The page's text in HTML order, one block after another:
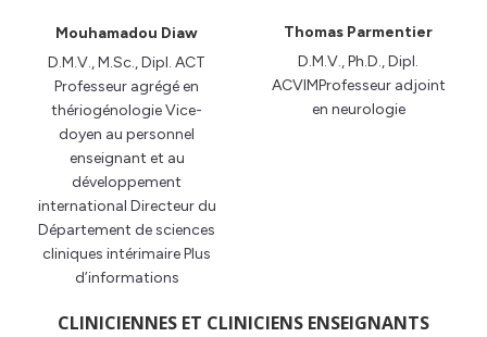
Mouhamadou Diaw
D.M.V., M.Sc., Dipl. ACT
Professeur agrégé en
thériogénologie Vice-
doyen au personnel
enseignant et au
développement
international Directeur du
Département de sciences
cliniques intérimaire Plus
d’informations
Thomas Parmentier
D.M.V., Ph.D., Dipl.
ACVIMProfesseur adjoint
en neurologie
CLINICIENNES ET CLINICIENS ENSEIGNANTS